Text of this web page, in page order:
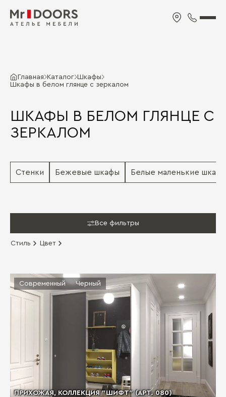
Главная Каталог Шкафы
Шкафы в белом глянце с зеркалом
ШКАФЫ В БЕЛОМ ГЛЯНЦЕ С
ЗЕРКАЛОМ
Стенки Бежевые шкафы Белые маленькие
Все фильтры
Стиль Цвет
ПРИХОЖАЯ, КОЛЛЕКЦИЯ "ШИФТ" (АРТ. 080)
Современный Черный